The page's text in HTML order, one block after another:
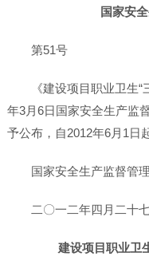
国家安
第51号
《建设项目职业卫生
年3月6日国家安全生产监
予公布，自2012年6月1日
国家安全生产监督管
二〇一二年四月二十
建设项目职业卫